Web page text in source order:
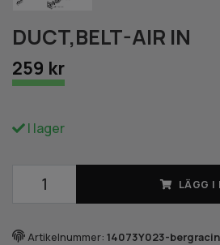
DUCT,BELT-AIR IN
259 kr
I lager
LÄGG I
Artikelnummer: 14073Y023-